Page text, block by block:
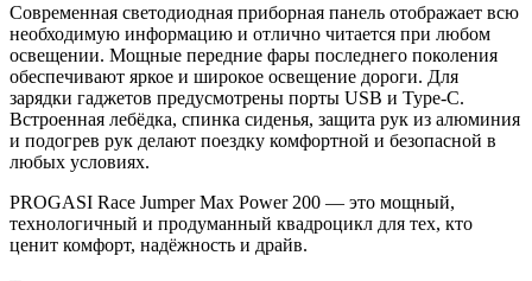
Современная светодиодная приборная панель отображает всю
необходимую информацию и отлично читается при любом
освещении. Мощные передние фары последнего поколения
обеспечивают яркое и широкое освещение дороги. Для
зарядки гаджетов предусмотрены порты USB и Type-C.
Встроенная лебёдка, спинка сиденья, защита рук из алюминия
и подогрев рук делают поездку комфортной и безопасной в
любых условиях.
PROGASI Race Jumper Max Power 200 — это мощный,
технологичный и продуманный квадроцикл для тех, кто
ценит комфорт, надёжность и драйв.